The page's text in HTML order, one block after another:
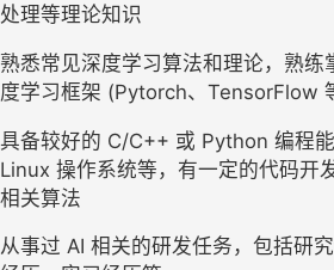
处理等理论知识
熟悉常见深度学习算法和理论，熟练
度学习框架 (Pytorch、TensorFlow
具备较好的 C/C++ 或 Python 编程能
Linux 操作系统等，有一定的代码开
相关算法
从事过 AI 相关的研发任务，包括研